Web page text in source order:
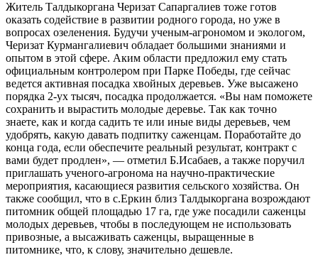
Житель Талдыкоргана Черизат Сапаргалиев тоже готов
оказать содействие в развитии родного города, но уже в
вопросах озеленения. Будучи ученым-агрономом и экологом,
Черизат Курмангалиевич обладает большими знаниями и
опытом в этой сфере. Аким области предложил ему стать
официальным контролером при Парке Победы, где сейчас
ведется активная посадка хвойных деревьев. Уже высажено
порядка 2-ух тысяч, посадка продолжается. «Вы нам поможете
сохранить и вырастить молодые деревье. Так как точно
знаете, как и когда садить те или иные виды деревьев, чем
удобрять, какую давать подпитку саженцам. Поработайте до
конца года, если обеспечите реальный результат, контракт с
вами будет продлен», — отметил Б.Исабаев, а также поручил
приглашать ученого-агронома на научно-практические
мероприятия, касающиеся развития сельского хозяйства. Он
также сообщил, что в с.Еркин близ Талдыкоргана возрождают
питомник общей площадью 17 га, где уже посадили саженцы
молодых деревьев, чтобы в последующем не использовать
привозные, а высаживать саженцы, выращенные в
питомнике, что, к слову, значительно дешевле.